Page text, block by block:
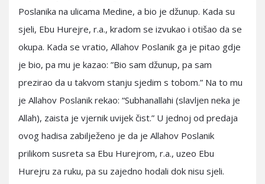
Poslanika na ulicama Medine, a bio je džunup. Kada su
sjeli, Ebu Hurejre, r.a., kradom se izvukao i otišao da se
okupa. Kada se vratio, Allahov Poslanik ga je pitao gdje
je bio, pa mu je kazao: ”Bio sam džunup, pa sam
prezirao da u takvom stanju sjedim s tobom.” Na to mu
je Allahov Poslanik rekao: “Subhanallahi (slavljen neka je
Allah), zaista je vjernik uvijek čist.” U jednoj od predaja
ovog hadisa zabilježeno je da je Allahov Poslanik
prilikom susreta sa Ebu Hurejrom, r.a., uzeo Ebu
Hurejru za ruku, pa su zajedno hodali dok nisu sjeli.